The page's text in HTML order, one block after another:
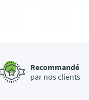
Recommandé
par nos clients